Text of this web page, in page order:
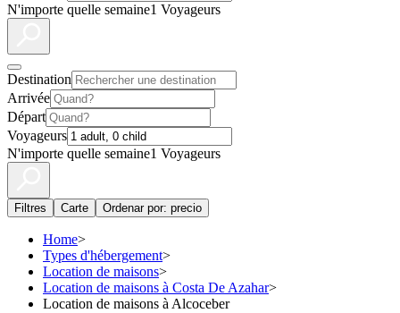
N'importe quelle semaine1 Voyageurs
Destination
Arrivée
Départ
Voyageurs
N'importe quelle semaine1 Voyageurs
Filtres Carte Ordenar por: precio
Home>
Types d'hébergement>
Location de maisons>
Location de maisons à Costa De Azahar>
Location de maisons à Alcoceber